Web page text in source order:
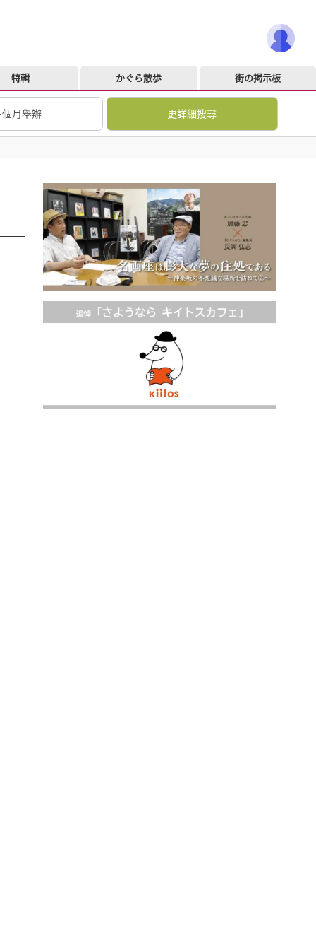
特輯 かぐら散歩 街の掲示板
個月舉辦 更詳細搜尋